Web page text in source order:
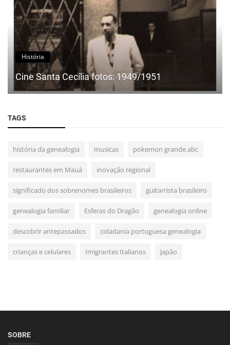
História
A inauguração da Estação Pilar — o nascimento
do que mais tarde se tor...
TAGS
história da genealogia musicas pokemon grande abc
restaurantes em Mauá inovação regional
significado dos sobrenomes brasileiros guitarrista brasileiro
genealogia familiar Esferas do Dragão genealogia online
descobrir antepassados cidadania portuguesa genealogia
crianças e celulares Imigrantes Italianos Japão
SOBRE